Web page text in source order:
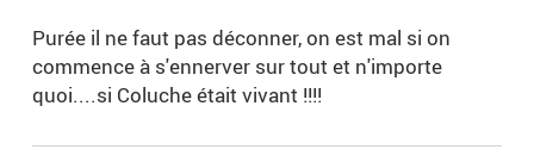
Purée il ne faut pas déconner, on est mal si on
commence à s'ennerver sur tout et n'importe
quoi....si Coluche était vivant !!!!